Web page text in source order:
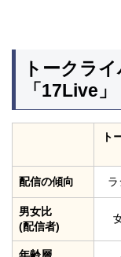
トークラ
「17Live
ト
配信の傾向
男女比
(配信者)